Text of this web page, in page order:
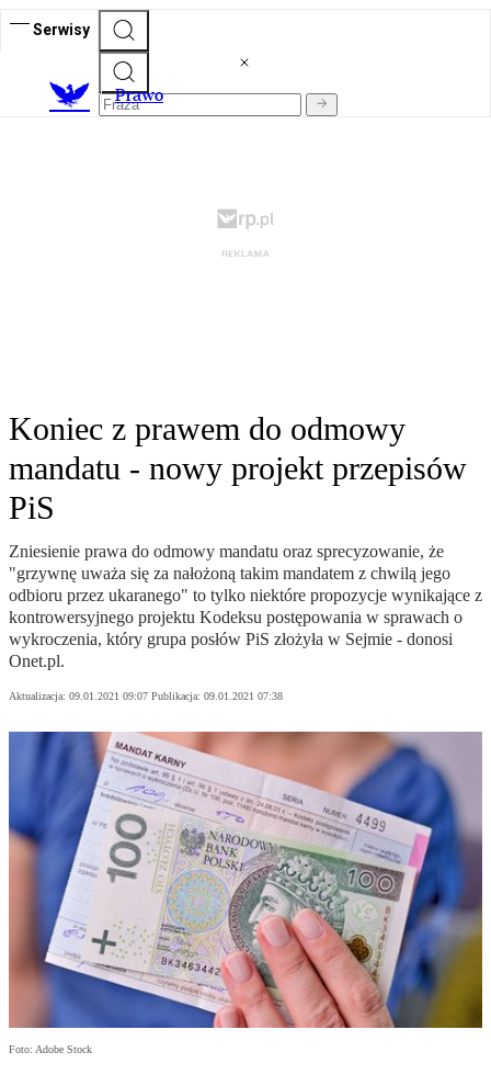
Serwisy
Prawo
Koniec z prawem do odmowy
mandatu - nowy projekt przepisów
PiS
Zniesienie prawa do odmowy mandatu oraz sprecyzowanie, że
"grzywnę uważa się za nałożoną takim mandatem z chwilą jego
odbioru przez ukaranego" to tylko niektóre propozycje wynikające z
kontrowersyjnego projektu Kodeksu postępowania w sprawach o
wykroczenia, który grupa posłów PiS złożyła w Sejmie - donosi
Onet.pl.
Aktualizacja: 09.01.2021 09:07 Publikacja: 09.01.2021 07:38
Foto: Adobe Stock